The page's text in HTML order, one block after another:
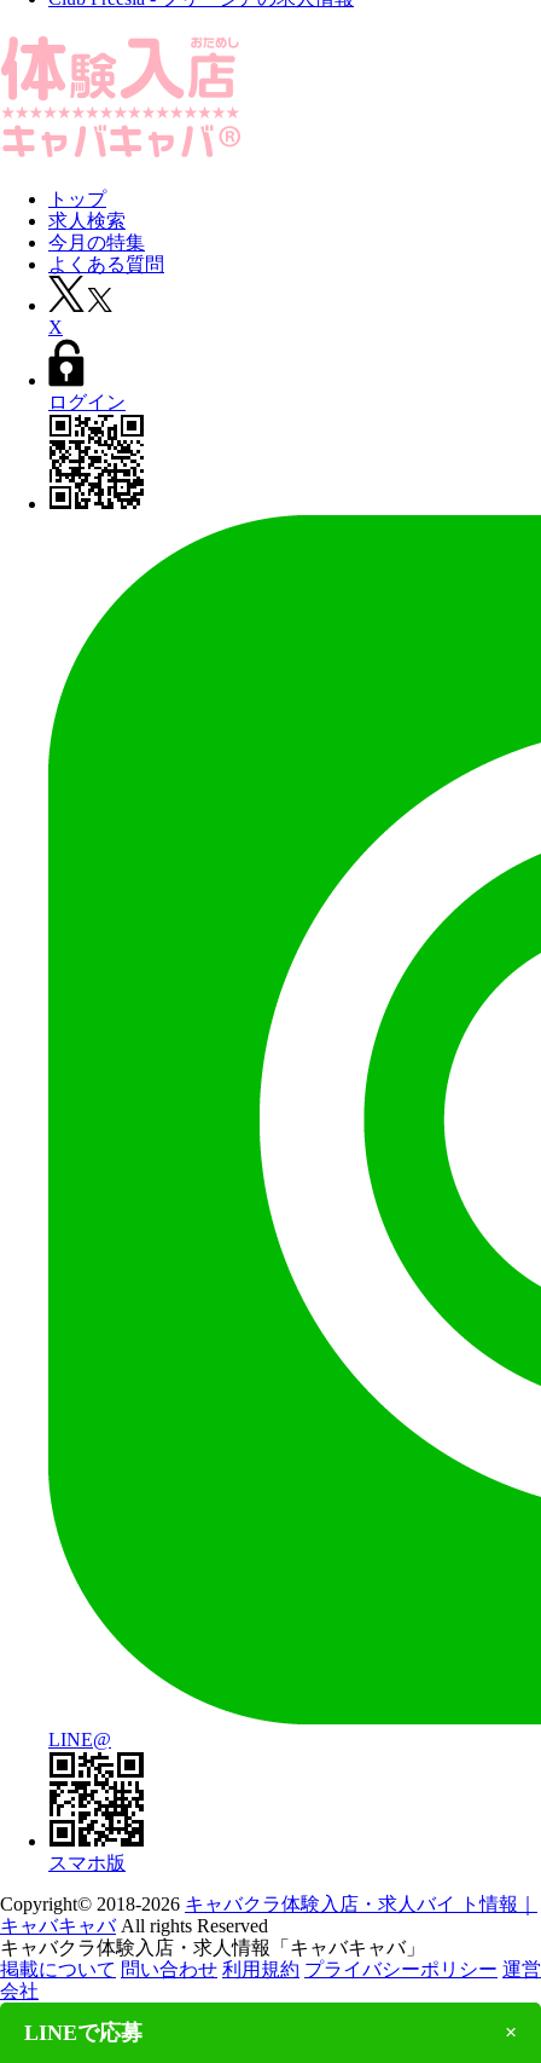
トップ
求人検索
今月の特集
よくある質問
X
ログイン
LINE@
スマホ版
Copyright© 2018-2026 キャバクラ体験入店・求人バイ ト情報｜
キャバキャバAll rights Reserved
キャバクラ体験入店・求人情報「キャバキャバ」
掲載について 問い合わせ 利用規約 プライバシーポリシー 運営
会社
LINEで応募 ×